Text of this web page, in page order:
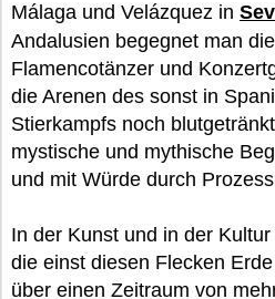
Málaga und Velázquez in
Andalusien begegnet man
Flamencotänzer und
die Arenen des sonst in
Stierkampfs noch
mystische und mythische
und mit Würde durch
In der Kunst und in der
die einst diesen Flecken
über einen Zeitraum von